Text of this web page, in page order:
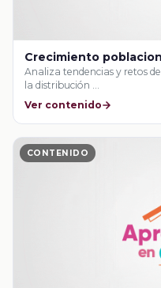
Crecimiento
Analiza tendencias y retos
la distribución …
Ver contenido
CONTENIDO